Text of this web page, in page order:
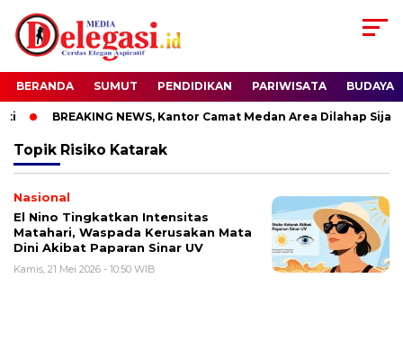
BERANDA SUMUT PENDIDIKAN PARIWISATA BUDAYA
BREAKING NEWS, Kantor Camat Medan Area Dilahap Sijago
Topik Risiko Katarak
Nasional
El Nino Tingkatkan Intensitas
Matahari, Waspada Kerusakan Mata
Dini Akibat Paparan Sinar UV
Kamis, 21 Mei 2026 - 10:50 WIB